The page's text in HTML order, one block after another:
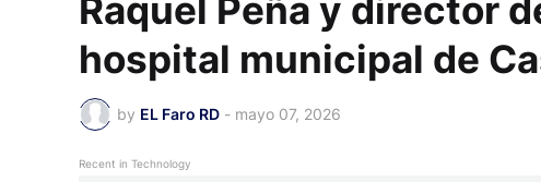
Raquel Peña y director
hospital municipal de
by EL Faro RD - mayo 07, 2026
Recent in Technology